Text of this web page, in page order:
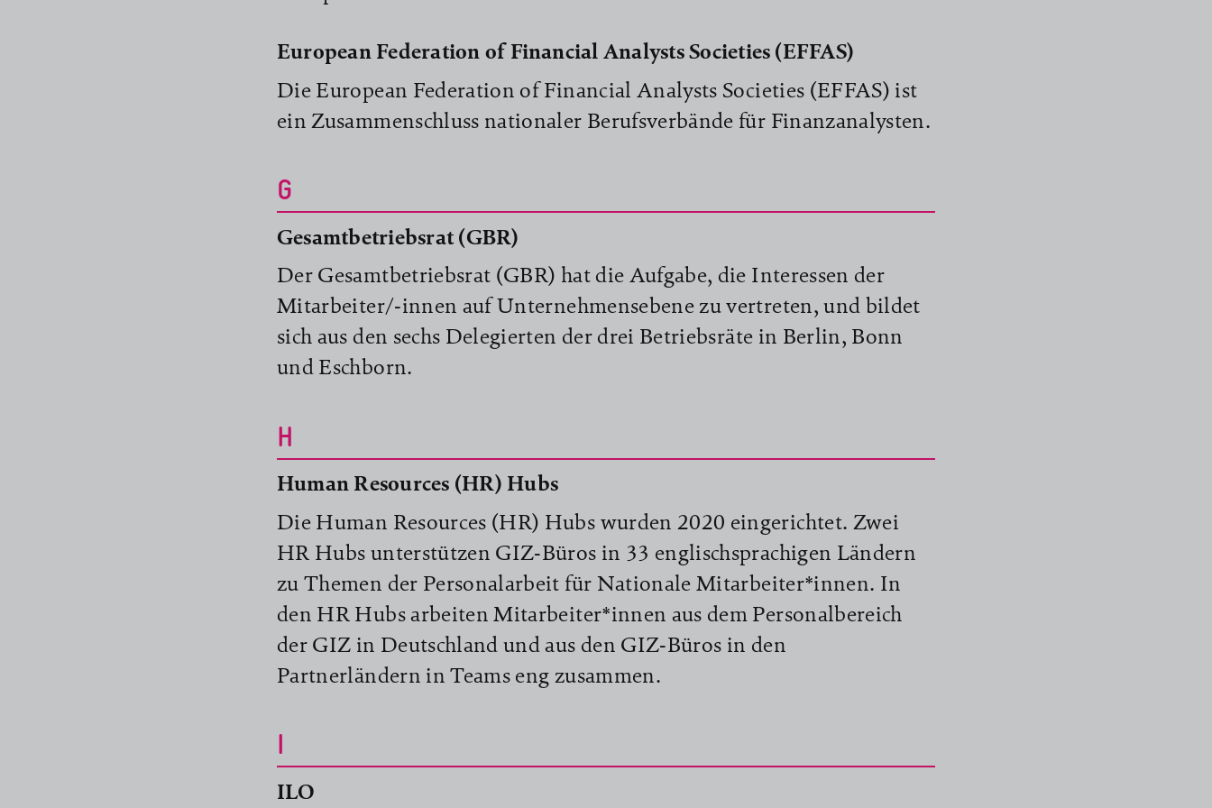
European Federation of Financial Analysts Societies (EFFAS)
Die European Federation of Financial Analysts Societies (EFFAS) ist
ein Zusammenschluss nationaler Berufsverbände für Finanzanalysten.
G
Gesamtbetriebsrat (GBR)
Der Gesamtbetriebsrat (GBR) hat die Aufgabe, die Interessen der
Mitarbeiter/-innen auf Unternehmensebene zu vertreten, und bildet
sich aus den sechs Delegierten der drei Betriebsräte in Berlin, Bonn
und Eschborn.
H
Human Resources (HR) Hubs
Die Human Resources (HR) Hubs wurden 2020 eingerichtet. Zwei
HR Hubs unterstützen GIZ-Büros in 33 englischsprachigen Ländern
zu Themen der Personalarbeit für Nationale Mitarbeiter*innen. In
den HR Hubs arbeiten Mitarbeiter*innen aus dem Personalbereich
der GIZ in Deutschland und aus den GIZ-Büros in den
Partnerländern in Teams eng zusammen.
I
ILO